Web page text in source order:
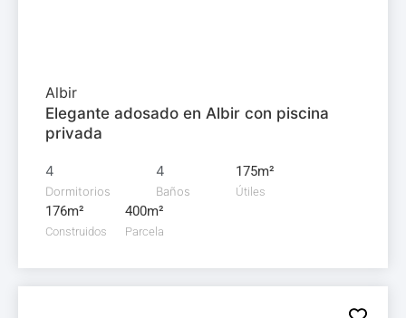
Albir
Elegante adosado en Albir con piscina
privada
4
Dormitorios
4
Baños
175m²
Útiles
176m²
Construidos
400m²
Parcela